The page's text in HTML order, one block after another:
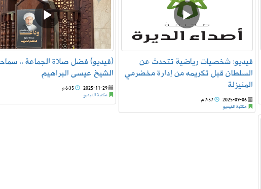
(فيديو) فضل صلاة الجماعة ..
الشيخ عيسى البراهيم
2025-11-29
6:35 م
مكتبة الفيديو
فيديو: شخصيات رياضية تتحدث عن
السلطان قبل تكريمه من إدارة مخضرمي
المنيزلة
2025-09-06
7:57 م
مكتبة الفيديو